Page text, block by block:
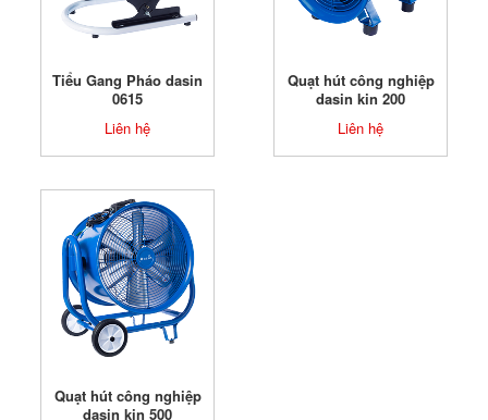
Tiểu Gang Pháo dasin
0615
Liên hệ
Quạt hút công nghiệp
dasin kin 200
Liên hệ
Quạt hút công nghiệp
dasin kin 500